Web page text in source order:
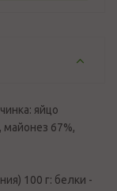
яйцо
67%,
100 г: белки -